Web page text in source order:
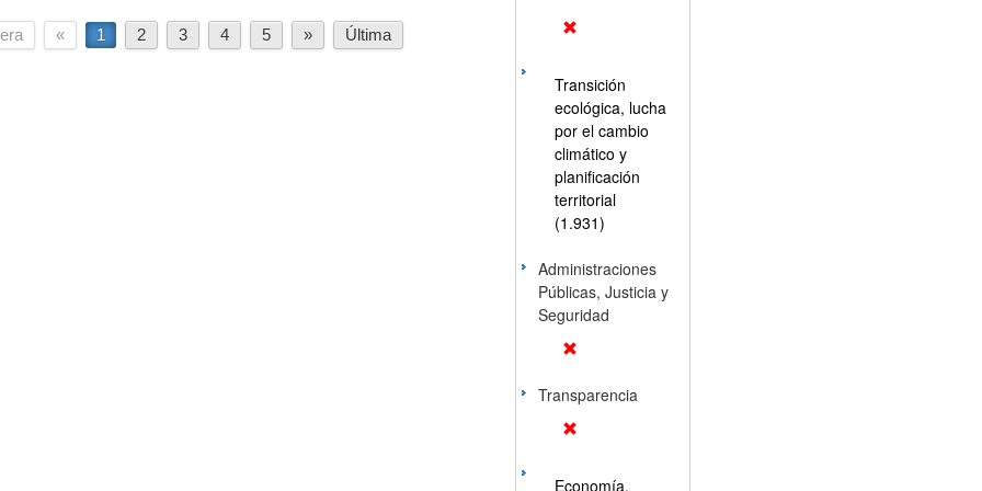
« 1 2 3 4 5 » Última
Transición
ecológica, lucha
por el cambio
climático y
planificación
territorial
(1.931)
Administraciones
Públicas, Justicia y
Seguridad
Transparencia
Economía,